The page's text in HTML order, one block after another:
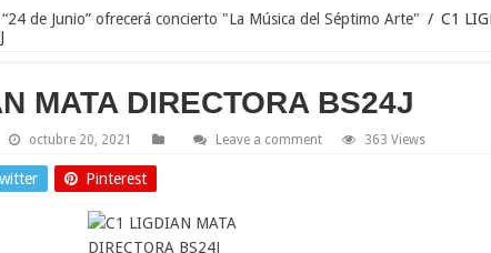
de Junio” ofrecerá concierto "La Música del Séptimo Arte" / C1
MATA DIRECTORA BS24J
octubre 20, 2021 Leave a comment 363 Views
Pinterest